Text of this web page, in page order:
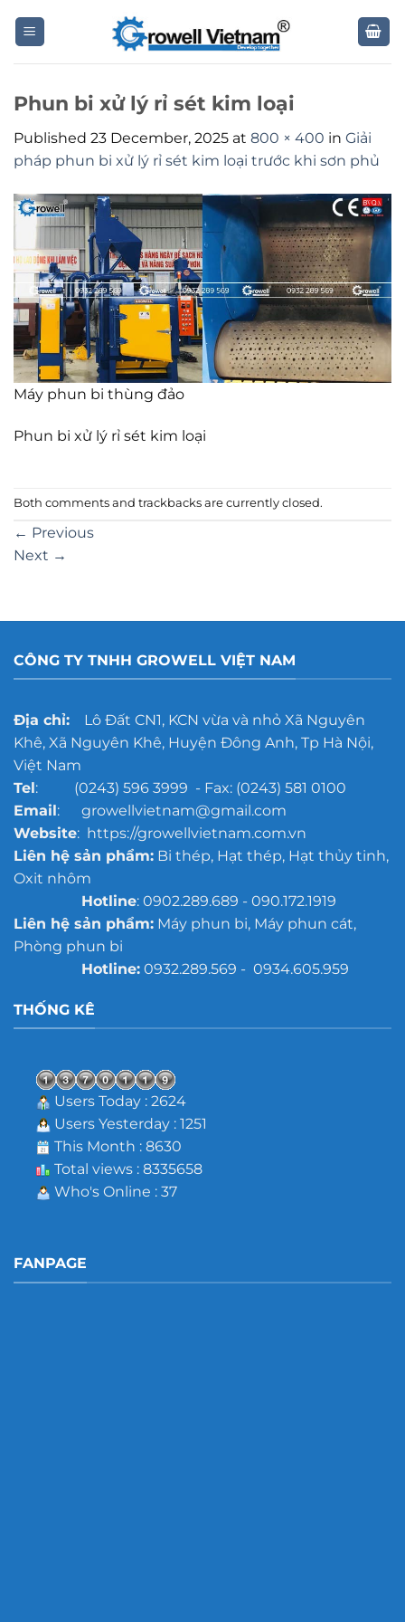
Phun bi xử lý rỉ sét kim loại
Published 23 December, 2025 at 800 × 400 in Giải
pháp phun bi xử lý rỉ sét kim loại trước khi sơn phủ
Máy phun bi thùng đảo
Phun bi xử lý rỉ sét kim loại
Both comments and trackbacks are currently closed.
← Previous
Next →
CÔNG TY TNHH GROWELL VIỆT NAM
Địa chỉ:Lô Đất CN1, KCN vừa và nhỏ Xã Nguyên
Khê, Xã Nguyên Khê, Huyện Đông Anh, Tp Hà Nội,
Việt Nam
Tel: (0243) 596 3999 - Fax: (0243) 581 0100
Email: growellvietnam@gmail.com
Website: https://growellvietnam.com.vn
Liên hệ sản phẩm:Bi thép, Hạt thép, Hạt thủy tinh,
Oxit nhôm
Hotline: 0902.289.689 - 090.172.1919
Liên hệ sản phẩm:Máy phun bi, Máy phun cát,
Phòng phun bi
Hotline:0932.289.569 - 0934.605.959
THỐNG KÊ
Users Today : 2624
Users Yesterday : 1251
This Month : 8630
Total views : 8335658
Who's Online : 37
FANPAGE